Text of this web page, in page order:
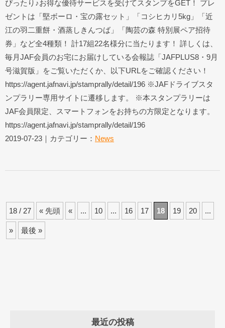
ぴったり♪お得な優待サービスを受けてスタンプをGET！ プレ
ゼントは「堅ボーロ・宝の露セット」「コシヒカリ5kg」「近
江の羽二重餅・酒蒸しきんつば」「陶芸の森 特別展ペア招待
券」など全4種類！ 計17組22名様分に当たります！ 詳しくは、
毎月JAF会員のお宅にお届けしている会報誌「JAFPLUS8・9月
号滋賀版」をご覧いただくか、以下URLをご確認ください！
https://agent.jafnavi.jp/stamprally/detail/196 ※JAFドライブスタ
ンプラリー専用サイトに遷移します。 ※本スタンプラリーは
JAF会員限定、スマートフォンをお持ちの方限定となります。
https://agent.jafnavi.jp/stamprally/detail/196
2019-07-23｜カテゴリー： News
18 / 27 « 先頭 « ... 10 ... 16 17 18 19 20 ...
» 最後 »
最近の投稿